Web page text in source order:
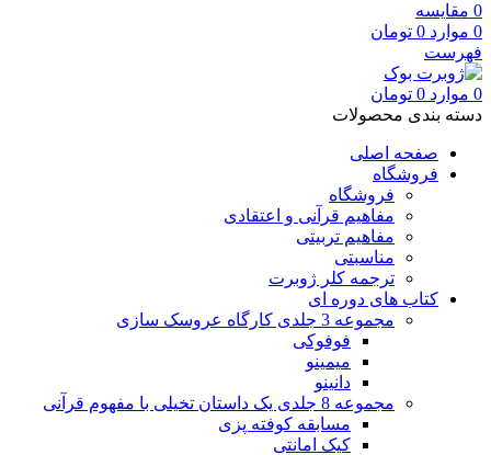
0 مقایسه
0 موارد 0 تومان
فهرست
0 موارد 0 تومان
دسته بندی محصولات
صفحه اصلی
فروشگاه
فروشگاه
مفاهیم قرآنی و اعتقادی
مفاهیم تربیتی
مناسبتی
ترجمه کلر ژوبرت
کتاب های دوره ای
مجموعه 3 جلدی کارگاه عروسک سازی
فوفوکی
میمینو
دانینو
مجموعه 8 جلدی یک داستان تخیلی با مفهوم قرآنی
مسابقه کوفته پزی
کیک امانتی